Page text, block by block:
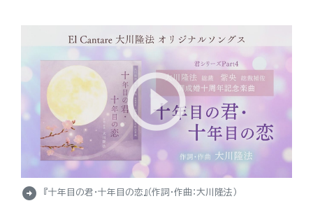
arrow_circle_right 『十年目の君・十年目の恋』（作詞・作曲：大川隆法）